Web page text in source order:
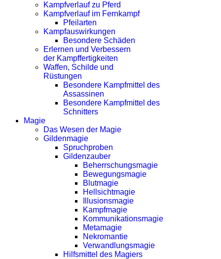
Kampfverlauf zu Pferd
Kampfverlauf im Fernkampf
Pfeilarten
Kampfauswirkungen
Besondere Schäden
Erlernen und Verbessern
der Kampffertigkeiten
Waffen, Schilde und
Rüstungen
Besondere Kampfmittel des
Assassinen
Besondere Kampfmittel des
Schnitters
Magie
Das Wesen der Magie
Gildenmagie
Spruchproben
Gildenzauber
Beherrschungsmagie
Bewegungsmagie
Blutmagie
Hellsichtmagie
Illusionsmagie
Kampfmagie
Kommunikationsmagie
Metamagie
Nekromantie
Verwandlungsmagie
Hilfsmittel des Magiers